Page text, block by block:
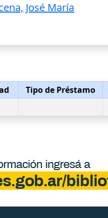
José María
Tipo de Préstamo